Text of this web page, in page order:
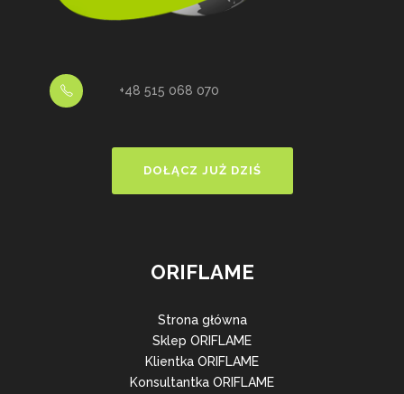
+48 515 068 070
DOŁĄCZ JUŻ DZIŚ
ORIFLAME
Strona główna
Sklep ORIFLAME
Klientka ORIFLAME
Konsultantka ORIFLAME